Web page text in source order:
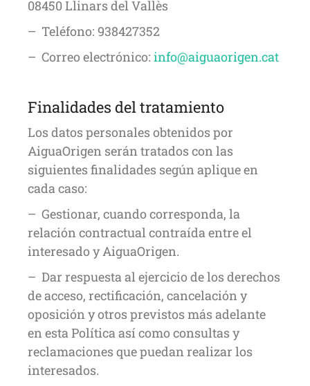
08450 Llinars del Vallès
– Teléfono: 938427352
– Correo electrónico: info@aiguaorigen.cat
Finalidades del tratamiento
Los datos personales obtenidos por
AiguaOrigen serán tratados con las
siguientes finalidades según aplique en
cada caso:
– Gestionar, cuando corresponda, la
relación contractual contraída entre el
interesado y AiguaOrigen.
– Dar respuesta al ejercicio de los derechos
de acceso, rectificación, cancelación y
oposición y otros previstos más adelante
en esta Política así como consultas y
reclamaciones que puedan realizar los
interesados.